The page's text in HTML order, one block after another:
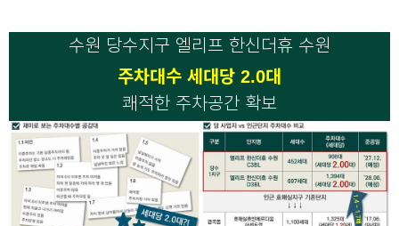
수원 당수지구 엘리프 한신더휴 수원
주차대수 세대당 2.0대
쾌적한 주차공간 확보